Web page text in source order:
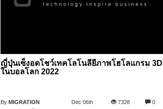
ญี่ปุ่นเซ็งอดโชว์เทคโลโนลียีภาพโฮโลแกรม 3D
ในบอลโลก 2022
ByMIGRATION Dec 06th 7328 0